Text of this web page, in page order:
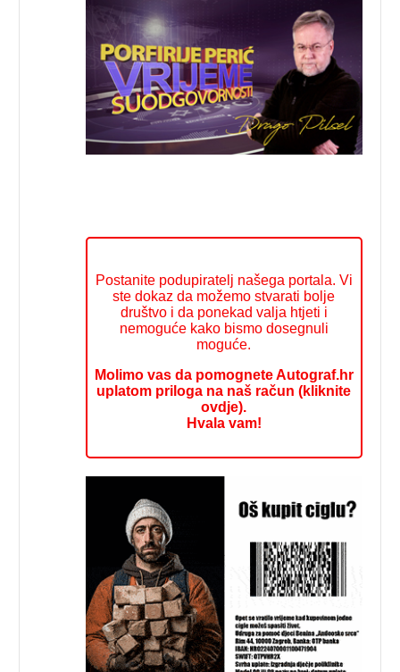
Postanite podupiratelj našega portala. Vi
ste dokaz da možemo stvarati bolje
društvo i da ponekad valja htjeti i
nemoguće kako bismo dosegnuli
moguće.
Molimo vas da pomognete Autograf.hr
uplatom priloga na naš račun (kliknite
ovdje).
Hvala vam!